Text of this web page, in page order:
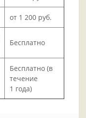
от 1 200 руб.
Бесплатно
Бесплатно (в
течение
1 года)